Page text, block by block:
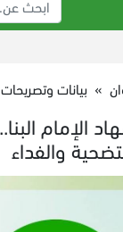
» بيانات وتصريحات
الإمام
والفداء